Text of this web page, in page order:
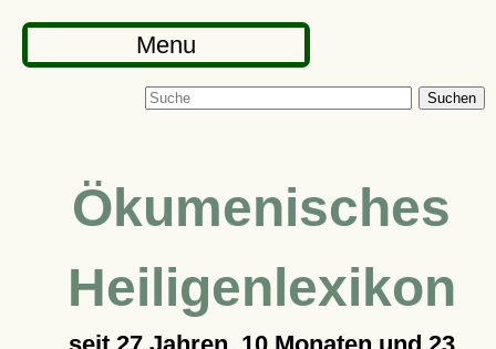
Menu
Suchen
Ökumenisches
Heiligenlexikon